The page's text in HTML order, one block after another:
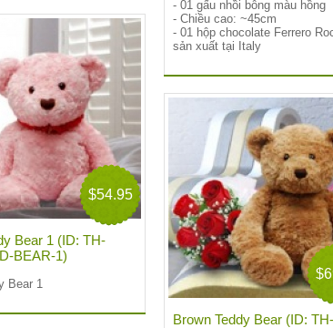
- 01 gấu nhồi bông màu hồng
- Chiều cao: ~45cm
- 01 hộp chocolate Ferrero
sản xuất tại Italy
$54.95
Bear 1 (ID: TH-
BEAR-1)
Bear 1
Brown Teddy Bear (ID: TH-